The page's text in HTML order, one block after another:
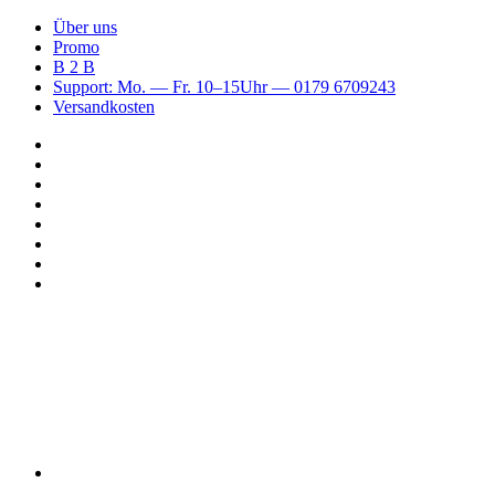
Über uns
Promo
B 2 B
Support: Mo. — Fr. 10–15Uhr — 0179 6709243
Versandkosten